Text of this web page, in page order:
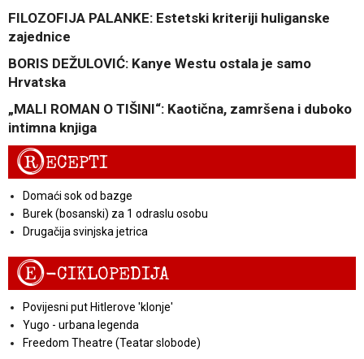
FILOZOFIJA PALANKE: Estetski kriteriji huliganske
zajednice
BORIS DEŽULOVIĆ: Kanye Westu ostala je samo
Hrvatska
„MALI ROMAN O TIŠINI“: Kaotična, zamršena i duboko
intimna knjiga
RECEPTI
Domaći sok od bazge
Burek (bosanski) za 1 odraslu osobu
Drugačija svinjska jetrica
E-CIKLOPEDIJA
Povijesni put Hitlerove 'klonje'
Yugo - urbana legenda
Freedom Theatre (Teatar slobode)